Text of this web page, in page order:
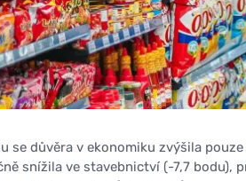
se důvěra v ekonomiku zvýšila
snížila ve stavebnictví (-7,7 bodu),